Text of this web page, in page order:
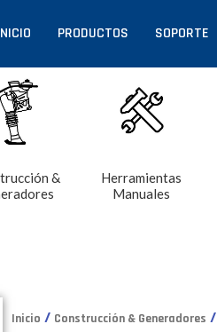
PRODUCTOS SOPORTE
&
Herramientas
Manuales
Inicio / Construcción & Generadores /